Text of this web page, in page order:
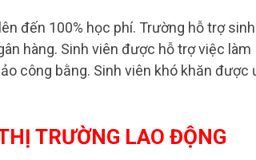
đến 100% học phí. Trường hỗ trợ sinh
hàng. Sinh viên được hỗ trợ việc làm
công bằng. Sinh viên khó khăn được
TRƯỜNG LAO ĐỘNG